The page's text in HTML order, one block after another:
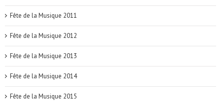
Fête de la Musique 2011
Fête de la Musique 2012
Fête de la Musique 2013
Fête de la Musique 2014
Fête de la Musique 2015